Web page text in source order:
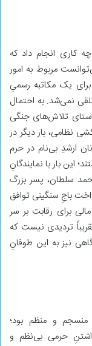
کاری انجام داد که
مربوط به امور
یک مکاتبه‌ رسمیِ
نمی‌شد. به احتمال
تلاش‌های جنگی
نظامی، بار دیگر در
زنان ارشدِ بی‌نام در حرم
این بار با نمایندگانِ
سلطان، پسر بزرگ
باجِ سنگینی توافق
برای رقابت بر سر
تردیدی نیست که
نیز به این طوفانِ
منسجم و منظم بود؛
حرمی بی‌نظم و